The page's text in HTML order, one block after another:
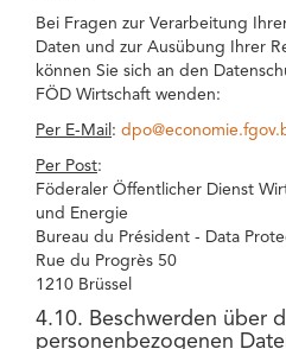
Bei Fragen zur Verarbeitung
Daten und zur Ausübung Ihrer
können Sie sich an den
FÖD Wirtschaft wenden:
Per E-Mail :
Per Post:
Föderaler Öffentlicher Dienst
und Energie
Bureau du Président - Data
Rue du Progrès 50
1210 Brüssel
4.10. Beschwerden über
personenbezogenen